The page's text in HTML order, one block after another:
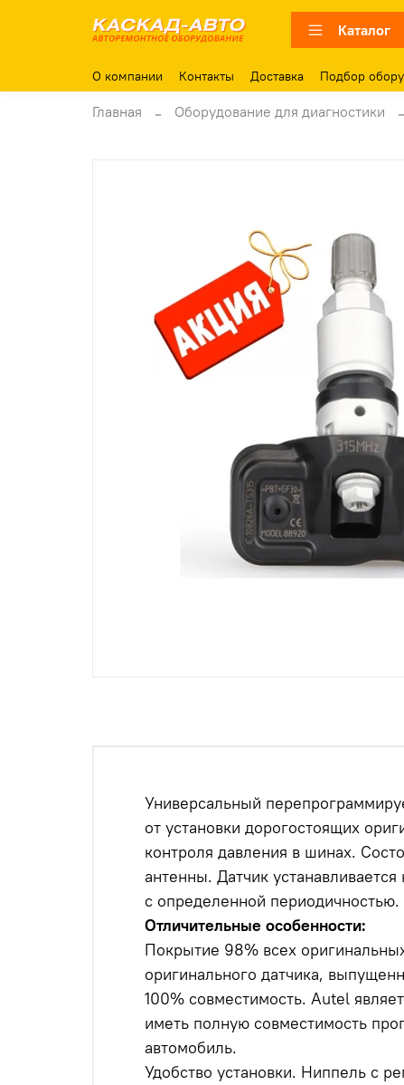
Каталог
О компании Контакты Доставка Подбор
Главная Оборудование для диагностики
Универсальный
от установки дорогостоящих
контроля давления в шинах. С
антенны. Датчик
с определенной периодичностью.
Отличительные особенности:
Покрытие 98% всех
оригинального датчика,
100% совместимость. Autel
иметь полную совместимость
автомобиль.
Удобство установки. Ниппель с